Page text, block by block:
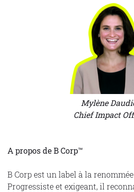
Mylène
Chief Impact
A propos de B Corp™
B Corp est un label à la
Progressiste et exigeant, il